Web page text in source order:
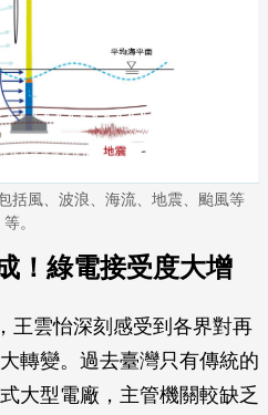
括風、波浪、海流、地震、颱風等
等。
！綠電接受度大增
王雲怡深刻感受到各界對再
轉變。過去臺灣只有傳統的
大型電廠，主管機關較缺乏